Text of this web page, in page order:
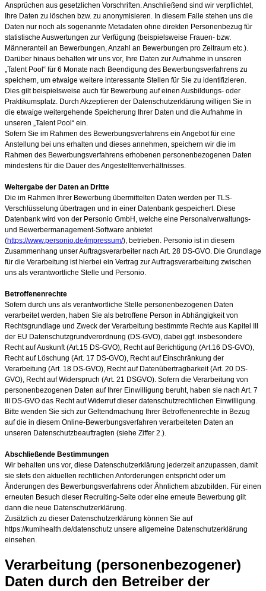
Ansprüchen aus gesetzlichen Vorschriften. Anschließend sind wir verpflichtet,
Ihre Daten zu löschen bzw. zu anonymisieren. In diesem Falle stehen uns die
Daten nur noch als sogenannte Metadaten ohne direkten Personenbezug für
statistische Auswertungen zur Verfügung (beispielsweise Frauen- bzw.
Männeranteil an Bewerbungen, Anzahl an Bewerbungen pro Zeitraum etc.).
Darüber hinaus behalten wir uns vor, Ihre Daten zur Aufnahme in unseren
„Talent Pool“ für 6 Monate nach Beendigung des Bewerbungsverfahrens zu
speichern, um etwaige weitere interessante Stellen für Sie zu identifizieren.
Dies gilt beispielsweise auch für Bewerbung auf einen Ausbildungs- oder
Praktikumsplatz. Durch Akzeptieren der Datenschutzerklärung willigen Sie in
die etwaige weitergehende Speicherung Ihrer Daten und die Aufnahme in
unseren „Talent Pool“ ein.
Sofern Sie im Rahmen des Bewerbungsverfahrens ein Angebot für eine
Anstellung bei uns erhalten und dieses annehmen, speichern wir die im
Rahmen des Bewerbungsverfahrens erhobenen personenbezogenen Daten
mindestens für die Dauer des Angestelltenverhältnisses.
Weitergabe der Daten an Dritte
Die im Rahmen Ihrer Bewerbung übermittelten Daten werden per TLS-
Verschlüsselung übertragen und in einer Datenbank gespeichert. Diese
Datenbank wird von der Personio GmbH, welche eine Personalverwaltungs-
und Bewerbermanagement-Software anbietet
(https://www.personio.de/impressum/), betrieben. Personio ist in diesem
Zusammenhang unser Auftragsverarbeiter nach Art. 28 DS-GVO. Die Grundlage
für die Verarbeitung ist hierbei ein Vertrag zur Auftragsverarbeitung zwischen
uns als verantwortliche Stelle und Personio.
Betroffenenrechte
Sofern durch uns als verantwortliche Stelle personenbezogenen Daten
verarbeitet werden, haben Sie als betroffene Person in Abhängigkeit von
Rechtsgrundlage und Zweck der Verarbeitung bestimmte Rechte aus Kapitel III
der EU Datenschutzgrundverordnung (DS-GVO), dabei ggf. insbesondere
Recht auf Auskunft (Art.15 DS-GVO), Recht auf Berichtigung (Art.16 DS-GVO),
Recht auf Löschung (Art. 17 DS-GVO), Recht auf Einschränkung der
Verarbeitung (Art. 18 DS-GVO), Recht auf Datenübertragbarkeit (Art. 20 DS-
GVO), Recht auf Widerspruch (Art. 21 DSGVO). Sofern die Verarbeitung von
personenbezogenen Daten auf Ihrer Einwilligung beruht, haben sie nach Art. 7
III DS-GVO das Recht auf Widerruf dieser datenschutzrechtlichen Einwilligung.
Bitte wenden Sie sich zur Geltendmachung Ihrer Betroffenenrechte in Bezug
auf die in diesem Online-Bewerbungsverfahren verarbeiteten Daten an
unseren Datenschutzbeauftragten (siehe Ziffer 2.).
Abschließende Bestimmungen
Wir behalten uns vor, diese Datenschutzerklärung jederzeit anzupassen, damit
sie stets den aktuellen rechtlichen Anforderungen entspricht oder um
Änderungen des Bewerbungsverfahrens oder Ähnlichem abzubilden. Für einen
erneuten Besuch dieser Recruiting-Seite oder eine erneute Bewerbung gilt
dann die neue Datenschutzerklärung.
Zusätzlich zu dieser Datenschutzerklärung können Sie auf
https://kumihealth.de/datenschutz unsere allgemeine Datenschutzerklärung
einsehen.
Verarbeitung (personenbezogener)
Daten durch den Betreiber der